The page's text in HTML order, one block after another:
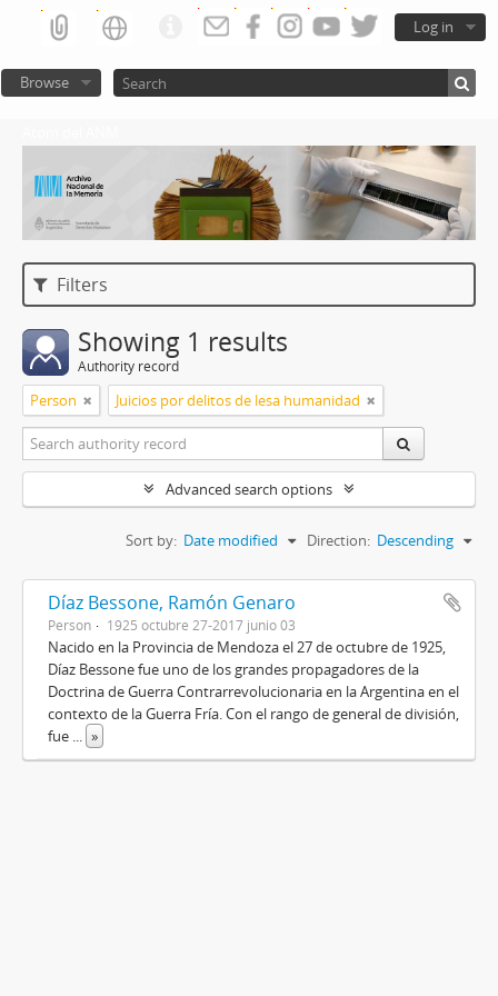
Log in
Browse
Filters
Showing 1 results
Authority record
Person Juicios por delitos de lesa humanidad
Advanced search options
Sort by: Date modified Direction: Descending
Díaz Bessone, Ramón Genaro
Person 1925 octubre 27-2017 junio 03
Nacido en la Provincia de Mendoza el 27 de octubre de 1925,
Díaz Bessone fue uno de los grandes propagadores de la
Doctrina de Guerra Contrarrevolucionaria en la Argentina en el
contexto de la Guerra Fría. Con el rango de general de división,
fue ... »